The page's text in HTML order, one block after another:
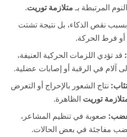
المرتبطة بـمتلازمة توريت.
نقص الذكاء، بل نتيجة تشتت
أو فرط الحركة.
قد تؤدي اللزمات الحركية العنيفة،
آلام في الرقبة أو إصابات عضلية.
نتاج الشعور بالإحراج أو التعرض
توريت الظاهرة.
صعوبة في تنظيم المشاعر،
مفاجئة في بعض الحالات.